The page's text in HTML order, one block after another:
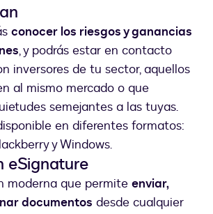
conocer los riesgos y ganancias
, y podrás estar en contacto
inversores de tu sector, aquellos
al mismo mercado o que
semejantes a las tuyas.
en diferentes formatos:
y Windows.
eSignature
moderna que permite enviar,
documentos desde cualquier